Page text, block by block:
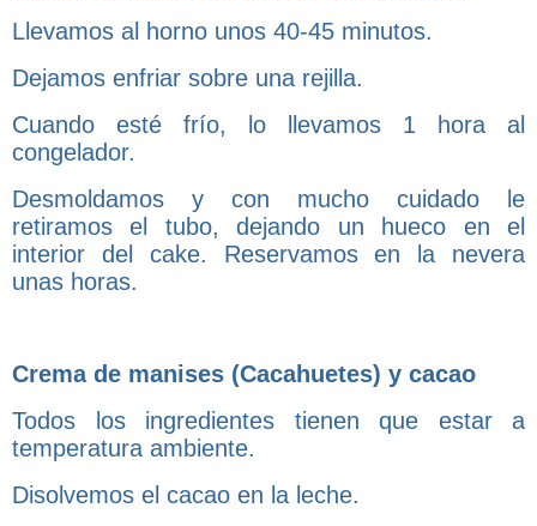
Llevamos al horno unos 40-45 minutos.
Dejamos enfriar sobre una rejilla.
Cuando esté frío, lo llevamos 1 hora al
congelador.
Desmoldamos y con mucho cuidado le
retiramos el tubo, dejando un hueco en el
interior del cake. Reservamos en la nevera
unas horas.
Crema de manises (Cacahuetes) y cacao
Todos los ingredientes tienen que estar a
temperatura ambiente.
Disolvemos el cacao en la leche.